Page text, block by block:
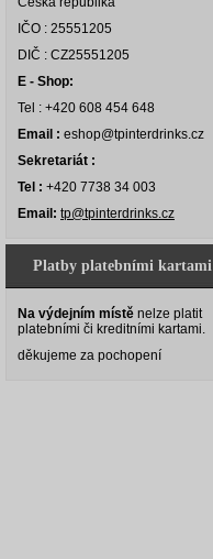
IČO : 25551205
DIČ : CZ25551205
E - Shop:
Tel : +420 608 454 648
Email : eshop@tpinterdrinks.cz
Sekretariát :
Tel : +420 7738 34 003
Email: tp@tpinterdrinks.cz
Platby platebními kartami
Na výdejním místě nelze platit
platebními či kreditními kartami.
děkujeme za pochopení